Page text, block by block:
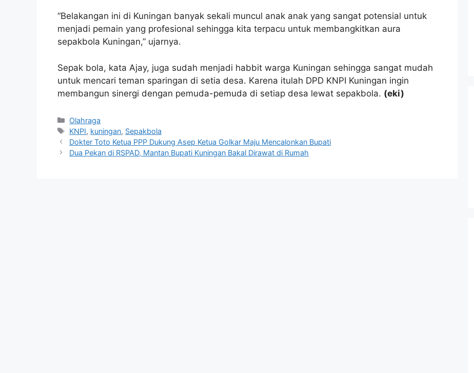
“Belakangan ini di Kuningan banyak sekali muncul anak anak yang sangat potensial untuk
menjadi pemain yang profesional sehingga kita terpacu untuk membangkitkan aura
sepakbola Kuningan,” ujarnya.
Sepak bola, kata Ajay, juga sudah menjadi habbit warga Kuningan sehingga sangat mudah
untuk mencari teman sparingan di setia desa. Karena itulah DPD KNPI Kuningan ingin
membangun sinergi dengan pemuda-pemuda di setiap desa lewat sepakbola. (eki)
Kategori
Olahraga
Tag
KNPI, kuningan, Sepakbola
Dokter Toto Ketua PPP Dukung Asep Ketua Golkar Maju Mencalonkan Bupati
Dua Pekan di RSPAD, Mantan Bupati Kuningan Bakal Dirawat di Rumah